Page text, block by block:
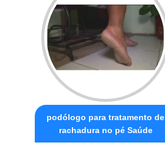
podólogo para tratamento de
rachadura no pé Saúde